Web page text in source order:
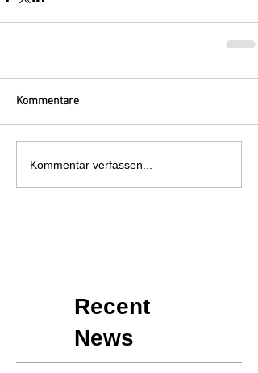
Kommentare
Kommentar verfassen...
Recent
News